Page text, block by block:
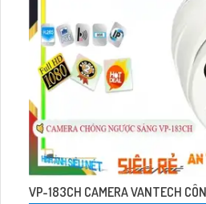
VP-183CH CAMERA VANTECH